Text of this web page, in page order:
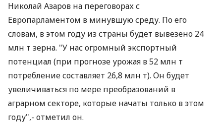
Николай Азаров на переговорах с
Европарламентом в минувшую среду. По его
словам, в этом году из страны будет вывезено 24
млн т зерна. "У нас огромный экспортный
потенциал (при прогнозе урожая в 52 млн т
потребление составляет 26,8 млн т). Он будет
увеличиваться по мере преобразований в
аграрном секторе, которые начаты только в этом
году",- отметил он.